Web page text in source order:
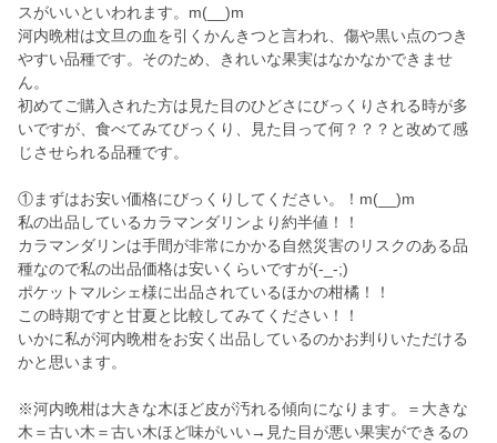
スがいいといわれます。m(__)m
河内晩柑は文旦の血を引くかんきつと言われ、傷や黒い点のつき
やすい品種です。そのため、きれいな果実はなかなかできませ
ん。
初めてご購入された方は見た目のひどさにびっくりされる時が多
いですが、食べてみてびっくり、見た目って何？？？と改めて感
じさせられる品種です。
①まずはお安い価格にびっくりしてください。！m(__)m
私の出品しているカラマンダリンより約半値！！
カラマンダリンは手間が非常にかかる自然災害のリスクのある品
種なので私の出品価格は安いくらいですが(-_-;)
ポケットマルシェ様に出品されているほかの柑橘！！
この時期ですと甘夏と比較してみてください！！
いかに私が河内晩柑をお安く出品しているのかお判りいただける
かと思います。
※河内晩柑は大きな木ほど皮が汚れる傾向になります。＝大きな
木＝古い木＝古い木ほど味がいい→見た目が悪い果実ができるの